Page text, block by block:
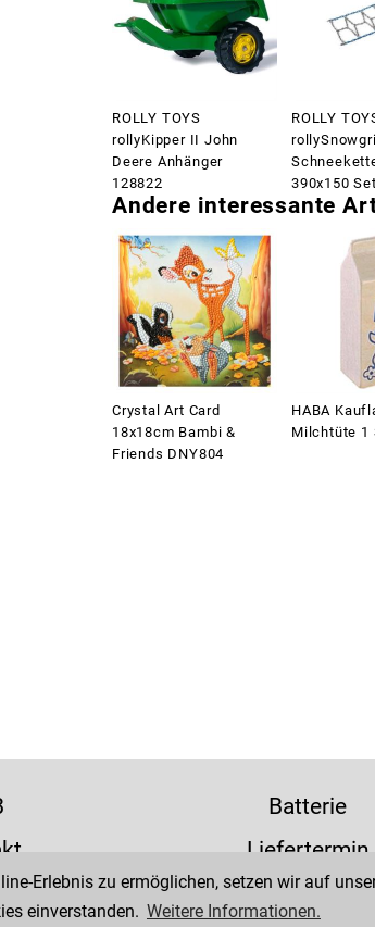
Erlebnis zu ermöglichen, setzen wir auf
einverstanden. Weitere Informationen.
ROLLY TOYS
rollyKipper II John
Deere Anhänger
128822
ROLLY
390x150
Andere interessante
Crystal Art Card
18x18cm Bambi &
Friends DNY804
HABA
Milchtüte 1
Batterie
Liefertermin